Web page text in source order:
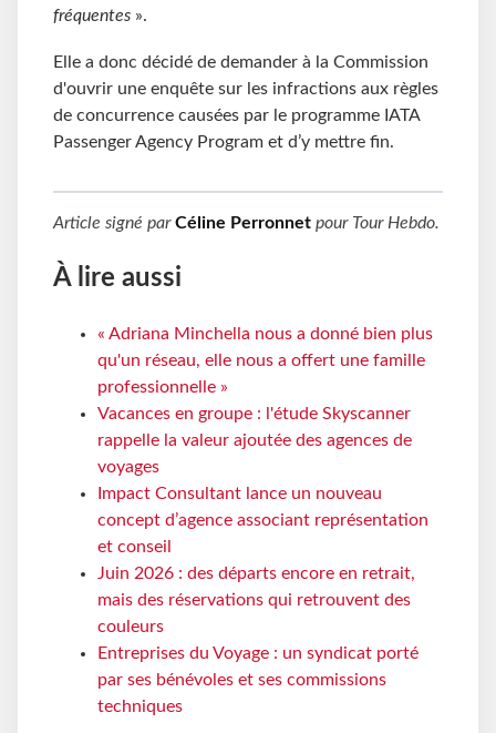
fréquentes ».
Elle a donc décidé de demander à la Commission
d'ouvrir une enquête sur les infractions aux règles
de concurrence causées par le programme IATA
Passenger Agency Program et d’y mettre fin.
Article signé parCéline Perronnet pour Tour Hebdo.
À lire aussi
« Adriana Minchella nous a donné bien plus
qu'un réseau, elle nous a offert une famille
professionnelle »
Vacances en groupe : l'étude Skyscanner
rappelle la valeur ajoutée des agences de
voyages
Impact Consultant lance un nouveau
concept d’agence associant représentation
et conseil
Juin 2026 : des départs encore en retrait,
mais des réservations qui retrouvent des
couleurs
Entreprises du Voyage : un syndicat porté
par ses bénévoles et ses commissions
techniques